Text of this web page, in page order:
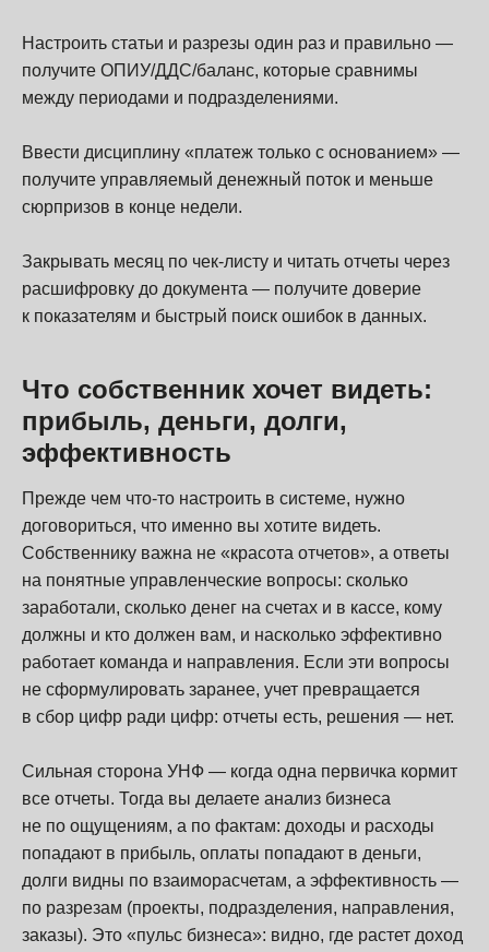
Настроить статьи и разрезы один раз и правильно —
получите ОПИУ/ДДС/баланс, которые сравнимы
между периодами и подразделениями.
Ввести дисциплину «платеж только с основанием» —
получите управляемый денежный поток и меньше
сюрпризов в конце недели.
Закрывать месяц по чек-листу и читать отчеты через
расшифровку до документа — получите доверие
к показателям и быстрый поиск ошибок в данных.
Что собственник хочет видеть:
прибыль, деньги, долги,
эффективность
Прежде чем что-то настроить в системе, нужно
договориться, что именно вы хотите видеть.
Собственнику важна не «красота отчетов», а ответы
на понятные управленческие вопросы: сколько
заработали, сколько денег на счетах и в кассе, кому
должны и кто должен вам, и насколько эффективно
работает команда и направления. Если эти вопросы
не сформулировать заранее, учет превращается
в сбор цифр ради цифр: отчеты есть, решения — нет.
Сильная сторона УНФ — когда одна первичка кормит
все отчеты. Тогда вы делаете анализ бизнеса
не по ощущениям, а по фактам: доходы и расходы
попадают в прибыль, оплаты попадают в деньги,
долги видны по взаиморасчетам, а эффективность —
по разрезам (проекты, подразделения, направления,
заказы). Это «пульс бизнеса»: видно, где растет доход